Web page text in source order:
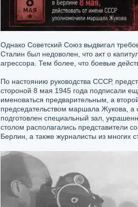
Однако Советский Союз выдвигал
Сталин был недоволен, что акт о
агрессора. Тем более, что боевые
По настоянию руководства СССР,
стороной 8 мая 1945 года подписали
именоваться предварительным, а
председательством маршала Жукова,
подготовлен специальный зал,
столом располагались представители
Берлин, а также журналисты из многих